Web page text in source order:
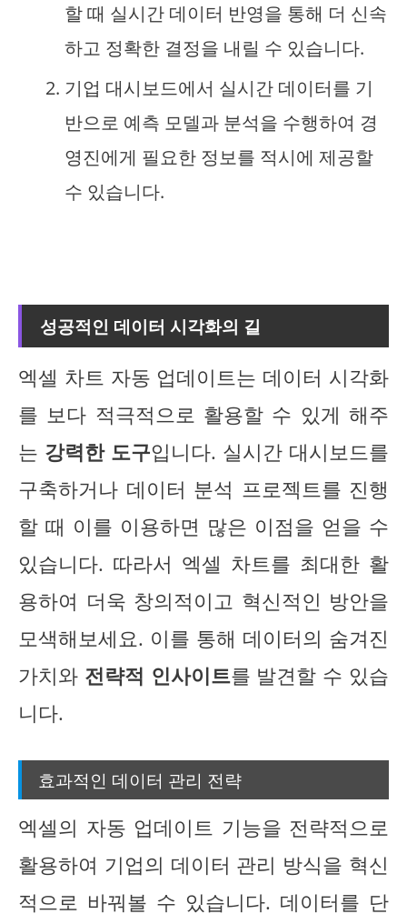
할 때 실시간 데이터 반영을 통해 더 신속
하고 정확한 결정을 내릴 수 있습니다.
기업 대시보드에서 실시간 데이터를 기
반으로 예측 모델과 분석을 수행하여 경
영진에게 필요한 정보를 적시에 제공할
수 있습니다.
성공적인 데이터 시각화의 길
엑셀 차트 자동 업데이트는 데이터 시각화
를 보다 적극적으로 활용할 수 있게 해주
는 강력한 도구입니다. 실시간 대시보드를
구축하거나 데이터 분석 프로젝트를 진행
할 때 이를 이용하면 많은 이점을 얻을 수
있습니다. 따라서 엑셀 차트를 최대한 활
용하여 더욱 창의적이고 혁신적인 방안을
모색해보세요. 이를 통해 데이터의 숨겨진
가치와 전략적 인사이트를 발견할 수 있습
니다.
효과적인 데이터 관리 전략
엑셀의 자동 업데이트 기능을 전략적으로
활용하여 기업의 데이터 관리 방식을 혁신
적으로 바꿔볼 수 있습니다. 데이터를 단